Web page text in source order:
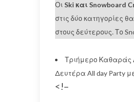
ΟιSki και Snowboard
στις δύο κατηγορίες
στους δεύτερους. Το
Τριήμερο
Δευτέρα All day Party
<!–